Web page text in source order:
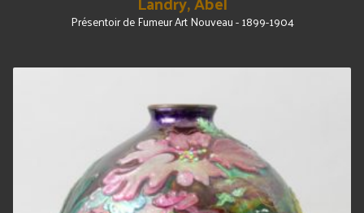
Présentoir de Fumeur Art Nouveau - 1899-1904